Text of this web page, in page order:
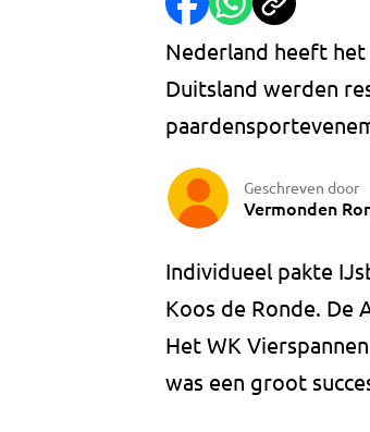
Nederland heeft het
Duitsland werden
Geschreven door
Vermonden
Individueel pakte
Koos de Ronde. De
Het WK
was een groot